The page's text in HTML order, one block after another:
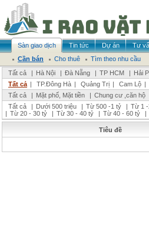
Sàn giao dịch Tin tức Dự án Tư
Cần bán
Cho thuê
Tìm theo nhu cầu
Tất cả
| Hà Nội | Đà Nẵng | TP HCM | Hải
Tất cả | TP.Đông Hà | Quảng Trị | Cam Lộ |
Tất cả
| Mặt phố, Mặt tiền | Chung cư ,căn hộ
Tất cả
| Dưới 500 triệu | Từ 500 -1 tỷ | Từ 1
| Từ 20 - 30 tỷ | Từ 30 - 40 tỷ | Từ 40 - 60 tỷ |
Tiêu đề